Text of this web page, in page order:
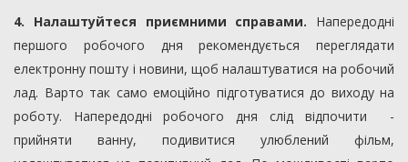
4. Налаштуйтеся приємними справами. Напередодні
першого робочого дня рекомендується переглядати
електронну пошту і новини, щоб налаштуватися на робочий
лад. Варто так само емоційно підготуватися до виходу на
роботу. Напередодні робочого дня слід відпочити -
прийняти ванну, подивитися улюблений фільм,